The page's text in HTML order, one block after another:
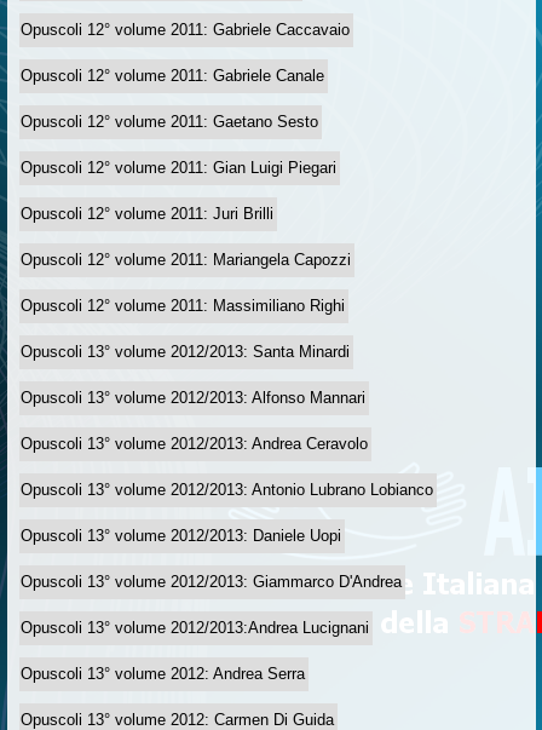
Opuscoli 12° volume 2011: Gabriele Caccavaio
Opuscoli 12° volume 2011: Gabriele Canale
Opuscoli 12° volume 2011: Gaetano Sesto
Opuscoli 12° volume 2011: Gian Luigi Piegari
Opuscoli 12° volume 2011: Juri Brilli
Opuscoli 12° volume 2011: Mariangela Capozzi
Opuscoli 12° volume 2011: Massimiliano Righi
Opuscoli 13° volume 2012/2013: Santa Minardi
Opuscoli 13° volume 2012/2013: Alfonso Mannari
Opuscoli 13° volume 2012/2013: Andrea Ceravolo
Opuscoli 13° volume 2012/2013: Antonio Lubrano Lobianco
Opuscoli 13° volume 2012/2013: Daniele Uopi
Opuscoli 13° volume 2012/2013: Giammarco D'Andrea
Opuscoli 13° volume 2012/2013:Andrea Lucignani
Opuscoli 13° volume 2012: Andrea Serra
Opuscoli 13° volume 2012: Carmen Di Guida